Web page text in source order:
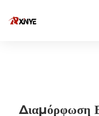
Διαμόρφωση